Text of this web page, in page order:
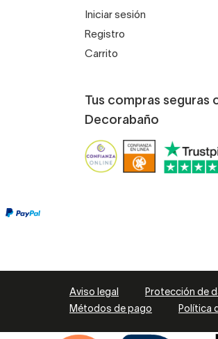
Iniciar sesión
Registro
Carrito
Tus compras seguras
Decorabaño
Aviso legal Protección de
Métodos de pago
Política